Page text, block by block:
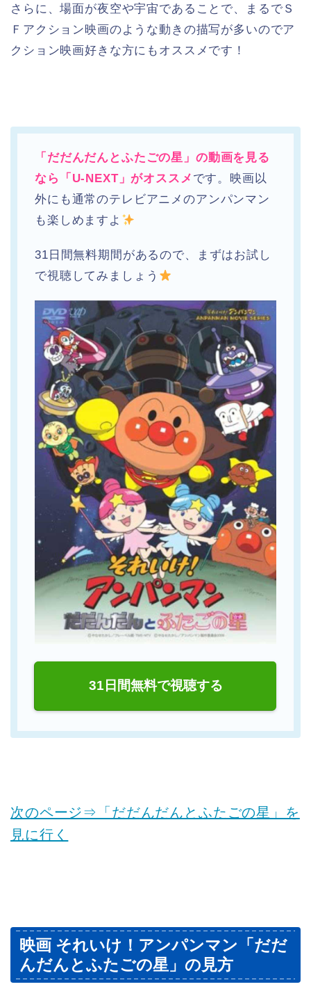
さらに、場面が夜空や宇宙であることで、まるでＳ
Ｆアクション映画のような動きの描写が多いのでア
クション映画好きな方にもオススメです！
「だだんだんとふたごの星」の動画を見る
なら「U-NEXT」がオススメ です。映画以
外にも通常のテレビアニメのアンパンマン
も楽しめますよ
31日間無料期間があるので、まずはお試し
で視聴してみましょう
31日間無料で視聴する
次のページ⇒「だだんだんとふたごの星」を
見に行く
映画 それいけ！アンパンマン「だだ
んだんとふたごの星」の見方